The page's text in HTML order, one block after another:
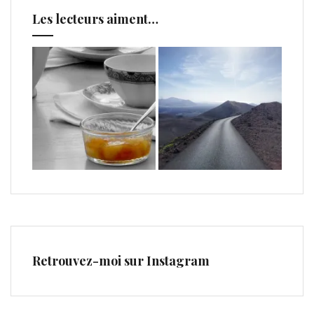
Les lecteurs aiment…
Retrouvez-moi sur Instagram